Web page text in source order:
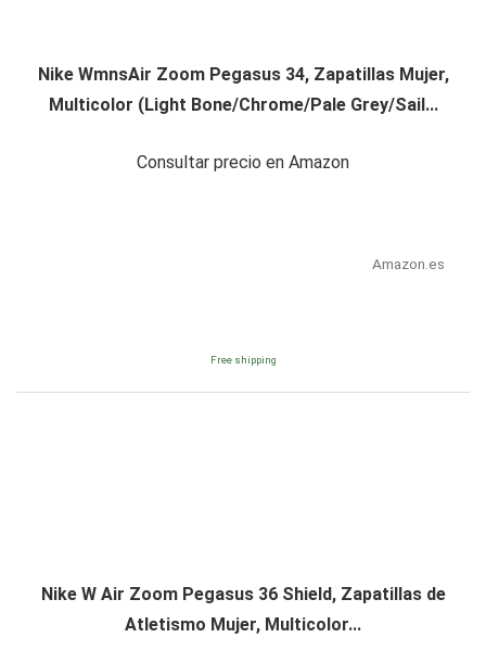
Nike WmnsAir Zoom Pegasus 34, Zapatillas Mujer,
Multicolor (Light Bone/Chrome/Pale Grey/Sail...
Consultar precio en Amazon
Amazon.es
Free shipping
Nike W Air Zoom Pegasus 36 Shield, Zapatillas de
Atletismo Mujer, Multicolor...